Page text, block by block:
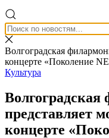
Волгоградская
концерте «Поколение
Культура
представляет
концерте